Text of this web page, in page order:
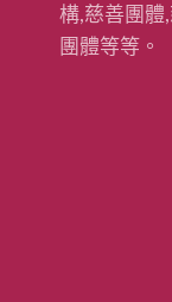
構,慈善團體
團體等等。